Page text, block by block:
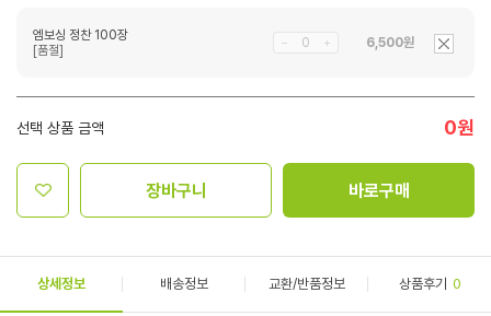
엠보싱 정찬 100장 6,500원
선택 상품 금액 0원
장바구니 바로구매
상세정보 배송정보 교환/반품정보 상품후기 0